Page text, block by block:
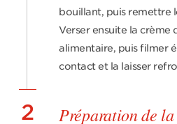
bouillant, puis remettre
Verser ensuite la crème
alimentaire, puis filmer
contact et la laisser
2 Préparation de